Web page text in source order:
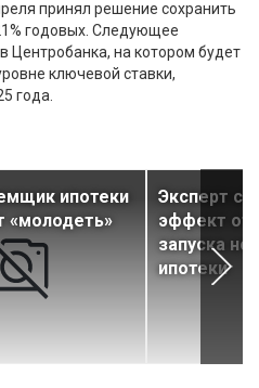
принял решение сохранить
годовых. Следующее
Центробанка, на котором будет
ключевой ставки,
года.
ипотеки
«молодеть»
Эксперт
эффект от
запуска
ипотеки